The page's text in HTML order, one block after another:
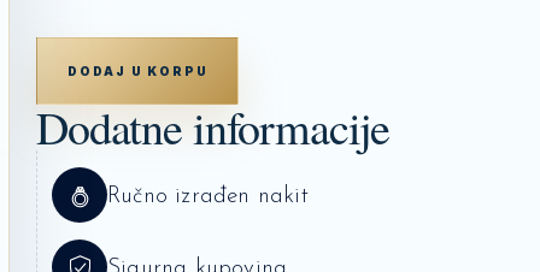
UBR20051-
KOLIČINA
DODAJ U KORPU
Dodatne informacije
Ručno izrađen nakit